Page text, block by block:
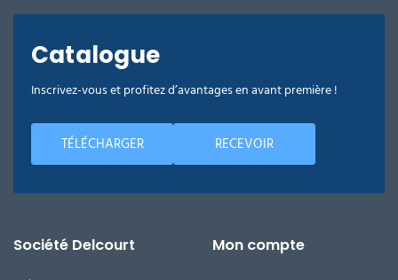
Catalogue
Inscrivez-vous et profitez d’avantages en avant première !
TÉLÉCHARGER RECEVOIR
Société Delcourt
Mon compte